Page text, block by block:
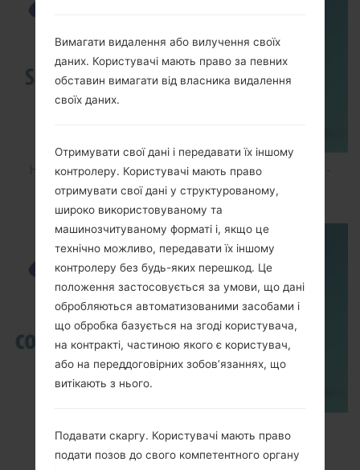
How to Hard Reset on Samsung Galaxy G6 SM-
G920P?
TOP 5 SECRET CODES for Samsung
Вимагати видалення або вилучення своїх
даних. Користувачі мають право за певних
обставин вимагати від власника видалення
своїх даних.
Отримувати свої дані і передавати їх іншому
контролеру. Користувачі мають право
отримувати свої дані у структурованому,
широко використовуваному та
машинозчитуваному форматі і, якщо це
технічно можливо, передавати їх іншому
контролеру без будь-яких перешкод. Це
положення застосовується за умови, що дані
обробляються автоматизованими засобами і
що обробка базується на згоді користувача,
на контракті, частиною якого є користувач,
або на переддоговірних зобов’язаннях, що
витікають з нього.
Подавати скаргу. Користувачі мають право
подати позов до свого компетентного органу